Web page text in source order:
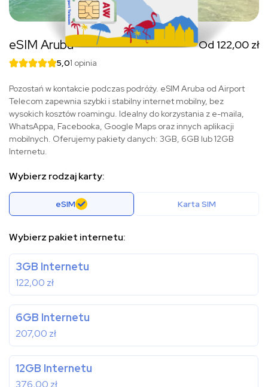
eSIM Aruba Od 122,00 zł
5,01 opinia
Pozostań w kontakcie podczas podróży. eSIM Aruba od Airport
Telecom zapewnia szybki i stabilny internet mobilny, bez
wysokich kosztów roamingu. Idealny do korzystania z e-maila,
WhatsAppa, Facebooka, Google Maps oraz innych aplikacji
mobilnych. Oferujemy pakiety danych: 3GB, 6GB lub 12GB
Internetu.
Wybierz rodzaj karty:
eSIM Karta SIM
Wybierz pakiet internetu:
3GB Internetu
122,00 zł
6GB Internetu
207,00 zł
12GB Internetu
376,00 zł